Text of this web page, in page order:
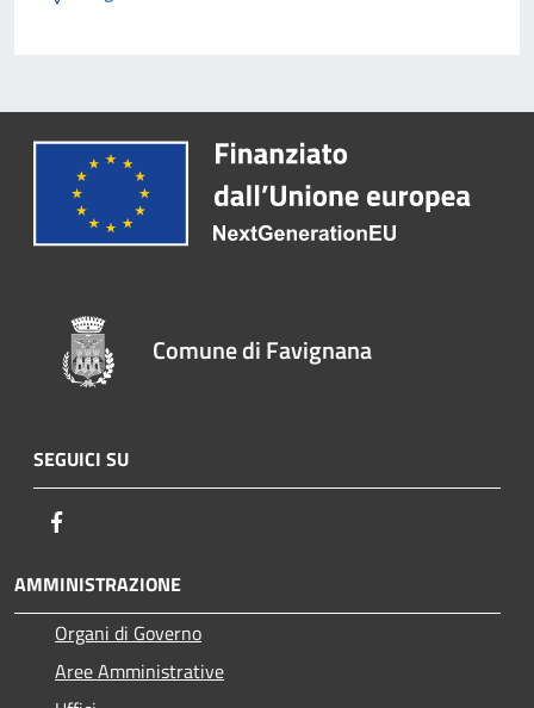
Comune di Favignana
SEGUICI SU
AMMINISTRAZIONE
Organi di Governo
Aree Amministrative